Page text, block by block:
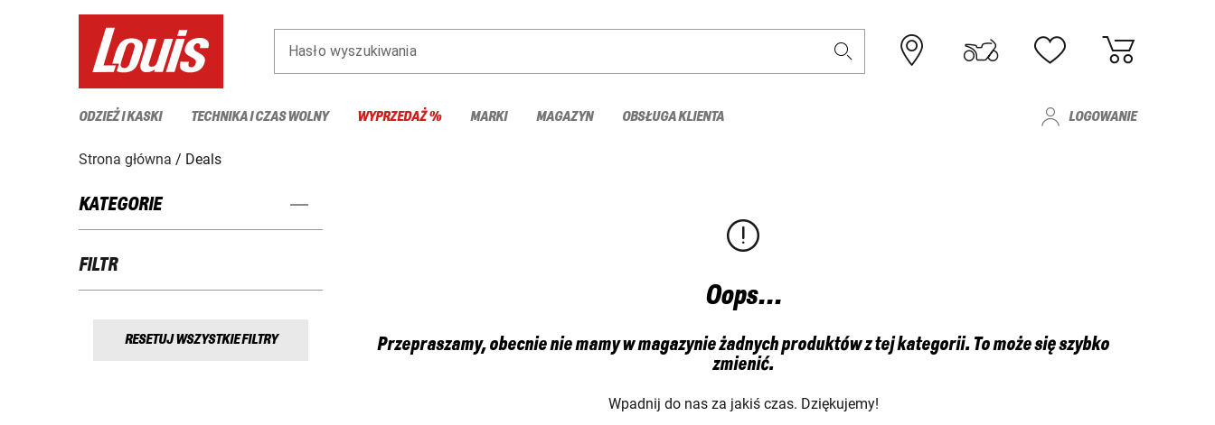
Hasło wyszukiwania
ODZIEŻ I KASKI TECHNIKA I CZAS WOLNY WYPRZEDAŻ % MARKI MAGAZYN OBSŁUGA KLIENTA LOGOWANIE
Strona główna Deals
KATEGORIE
FILTR
RESETUJ WSZYSTKIE FILTRY
Oops...
Przepraszamy, obecnie nie mamy w magazynie żadnych produktów z tej kategorii. To może się szybko
zmienić.
Wpadnij do nas za jakiś czas. Dziękujemy!